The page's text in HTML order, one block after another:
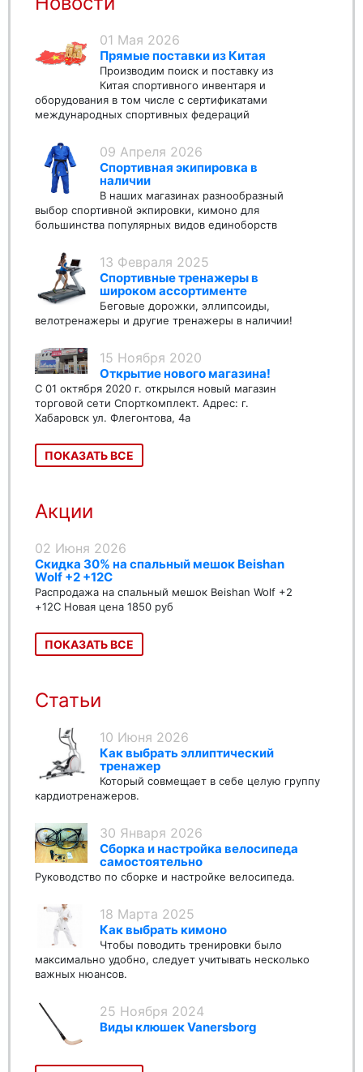
01 Мая 2026
Прямые поставки из Китая
Производим поиск и поставку из
Китая спортивного инвентаря и
оборудования в том числе с сертификатами
международных спортивных федераций
09 Апреля 2026
Спортивная экипировка в
наличии
В наших магазинах разнообразный
выбор спортивной экпировки, кимоно для
большинства популярных видов единоборств
13 Февраля 2025
Спортивные тренажеры в
широком ассортименте
Беговые дорожки, эллипсоиды,
велотренажеры и другие тренажеры в наличии!
15 Ноября 2020
Открытие нового магазина!
С 01 октября 2020 г. открылся новый магазин
торговой сети Спорткомплект. Адрес: г.
Хабаровск ул. Флегонтова, 4а
ПОКАЗАТЬ ВСЕ
Акции
02 Июня 2026
Скидка 30% на спальный мешок Beishan
Wolf +2 +12C
Распродажа на спальный мешок Beishan Wolf +2
+12C Новая цена 1850 руб
ПОКАЗАТЬ ВСЕ
Статьи
10 Июня 2026
Как выбрать эллиптический
тренажер
Который совмещает в себе целую группу
кардиотренажеров.
30 Января 2026
Сборка и настройка велосипеда
самостоятельно
Руководство по сборке и настройке велосипеда.
18 Марта 2025
Как выбрать кимоно
Чтобы поводить тренировки было
максимально удобно, следует учитывать несколько
важных нюансов.
25 Ноября 2024
Виды клюшек Vanersborg